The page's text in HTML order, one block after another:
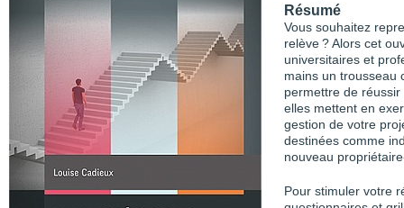
Résumé
Vous souhaitez
relève ? Alors cet
universitaires et
mains un trousseau
permettre de
elles mettent en
gestion de votre
destinées comme
nouveau
Pour stimuler votre